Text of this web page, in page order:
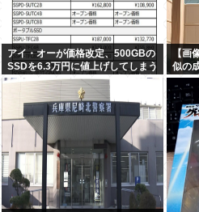
アイ・オーが価格改定、500GBの
SSDを6.3万円に値上げしてしまう
元の値段3.4万からほぼ2倍の地獄
【画
似の
トを
マン